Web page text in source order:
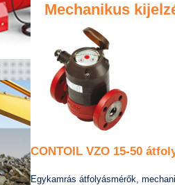
Mechanikus
CONTOIL VZO 15-50
Egykamrás átfolyásmérők,